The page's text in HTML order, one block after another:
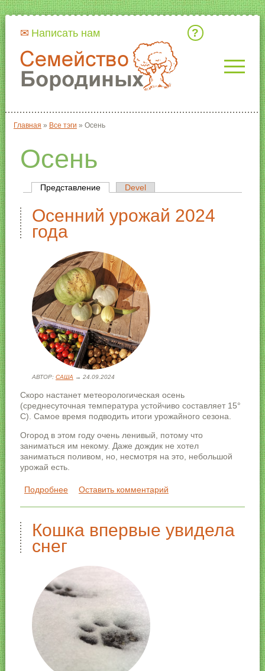
Написать нам
Вы здесь
Главная » Все тэги » Осень
Осень
Главные вкладки
Представление(активная вкладка)
Devel
Осенний урожай 2024
года
АВТОР: САША → 24.09.2024
Скоро настанет метеорологическая осень
(среднесуточная температура устойчиво составляет 15°
С). Самое время подводить итоги урожайного сезона.
Огород в этом году очень ленивый, потому что
заниматься им некому. Даже дождик не хотел
заниматься поливом, но, несмотря на это, небольшой
урожай есть.
Подробнеео Осенний урожай 2024 года
Оставить комментарий
Кошка впервые увидела
снег